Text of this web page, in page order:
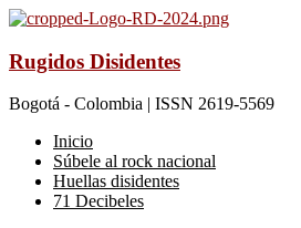
Rugidos Disidentes
Bogotá - Colombia | ISSN 2619-5569
Inicio
Súbele al rock nacional
Huellas disidentes
71 Decibeles